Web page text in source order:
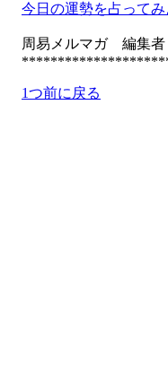
今日の運勢を占ってみ
周易メルマガ 編集
1つ前に戻る